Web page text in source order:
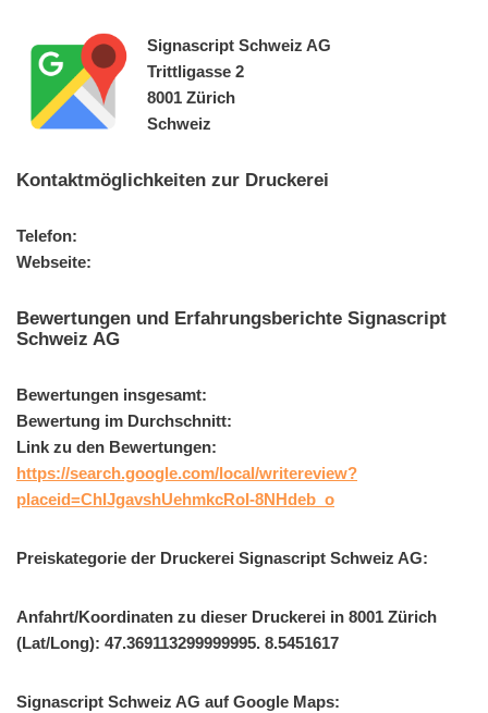
Signascript Schweiz AG
Trittligasse 2
8001 Zürich
Schweiz
Kontaktmöglichkeiten zur Druckerei
Telefon:
Webseite:
Bewertungen und Erfahrungsberichte Signascript
Schweiz AG
Bewertungen insgesamt:
Bewertung im Durchschnitt:
Link zu den Bewertungen:
https://search.google.com/local/writereview?
placeid=ChIJgavshUehmkcRoI-8NHdeb_o
Preiskategorie der Druckerei Signascript Schweiz AG:
Anfahrt/Koordinaten zu dieser Druckerei in 8001 Zürich
(Lat/Long): 47.369113299999995. 8.5451617
Signascript Schweiz AG auf Google Maps: